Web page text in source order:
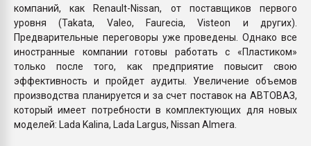
компаний, как Renault-Nissan, от поставщиков первого
уровня (Takata, Valeo, Faurecia, Visteon и других).
Предварительные переговоры уже проведены. Однако все
иностранные компании готовы работать с «Пластиком»
только после того, как предприятие повысит свою
эффективность и пройдет аудиты. Увеличение объемов
производства планируется и за счет поставок на АВТОВАЗ,
который имеет потребности в комплектующих для новых
моделей: Lada Kalina, Lada Largus, Nissan Almera.